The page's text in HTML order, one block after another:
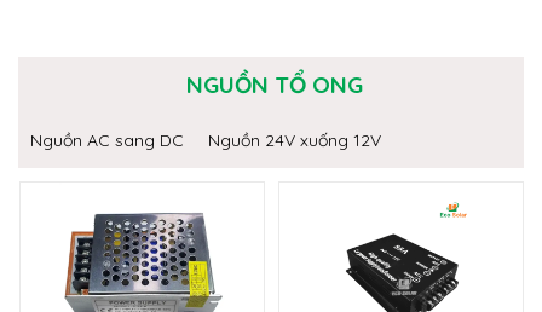
NGUỒN TỔ ONG
Nguồn AC sang DC Nguồn 24V xuống 12V